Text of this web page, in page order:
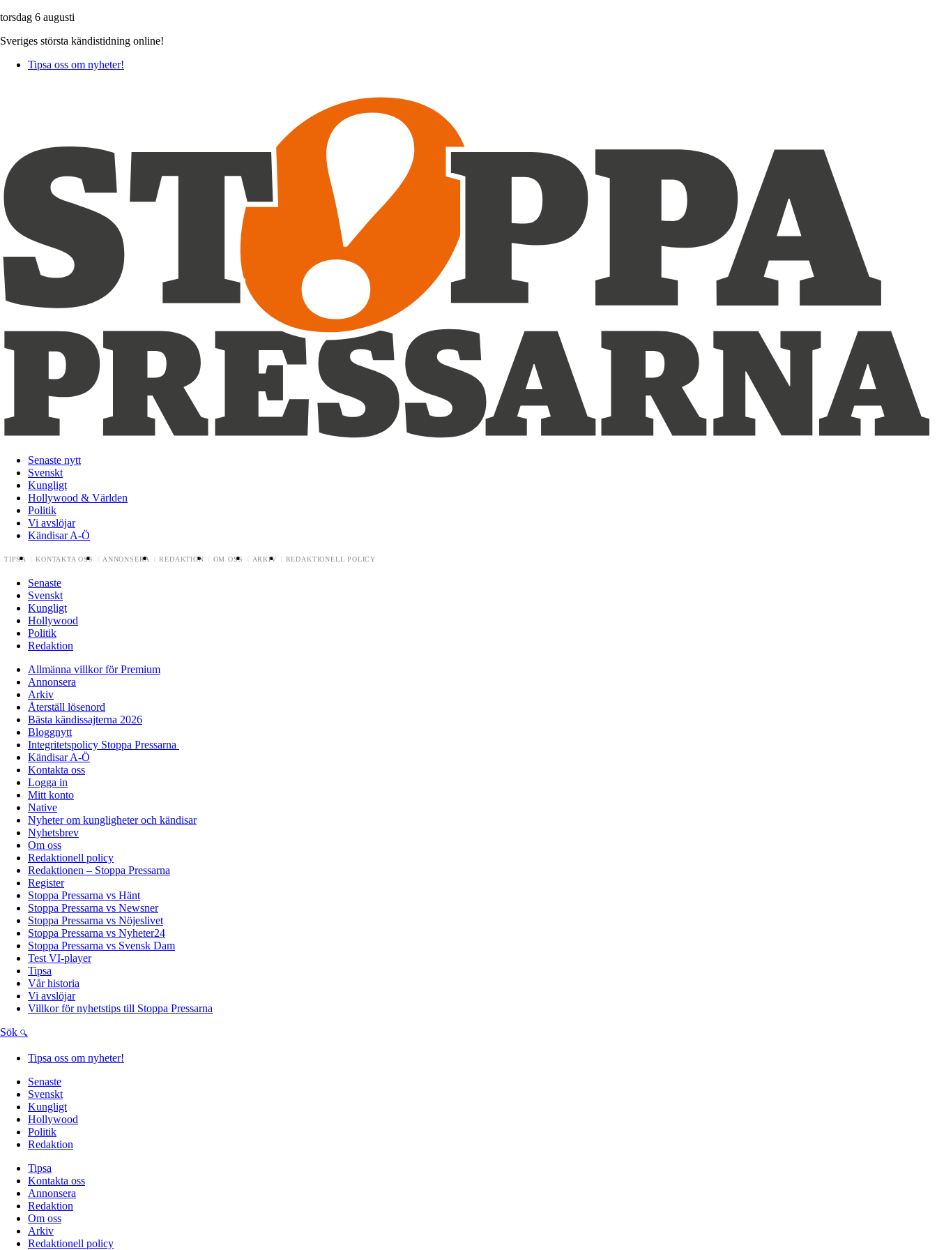
torsdag 6 augusti
Sveriges största kändistidning online!
Tipsa oss om nyheter!
Senaste nytt
Svenskt
Kungligt
Hollywood & Världen
Politik
Vi avslöjar
Kändisar A-Ö
TIPSA KONTAKTA OSS ANNONSERA REDAKTION OM OSS ARKIV REDAKTIONELL POLICY
Senaste
Svenskt
Kungligt
Hollywood
Politik
Redaktion
Allmänna villkor för Premium
Annonsera
Arkiv
Återställ lösenord
Bästa kändissajterna 2026
Bloggnytt
Integritetspolicy Stoppa Pressarna
Kändisar A-Ö
Kontakta oss
Logga in
Mitt konto
Native
Nyheter om kungligheter och kändisar
Nyhetsbrev
Om oss
Redaktionell policy
Redaktionen – Stoppa Pressarna
Register
Stoppa Pressarna vs Hänt
Stoppa Pressarna vs Newsner
Stoppa Pressarna vs Nöjeslivet
Stoppa Pressarna vs Nyheter24
Stoppa Pressarna vs Svensk Dam
Test VI-player
Tipsa
Vår historia
Vi avslöjar
Villkor för nyhetstips till Stoppa Pressarna
Sök
Tipsa oss om nyheter!
Senaste
Svenskt
Kungligt
Hollywood
Politik
Redaktion
Tipsa
Kontakta oss
Annonsera
Redaktion
Om oss
Arkiv
Redaktionell policy